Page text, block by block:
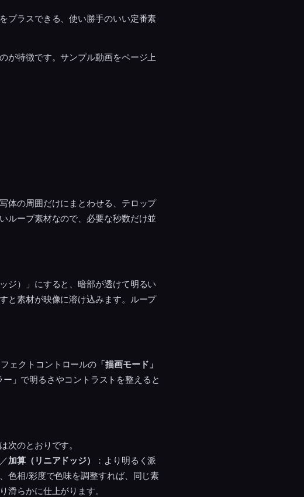
プラスできる、使い勝手のいい定番素
が特徴です。サンプル動画をページ上
体の周囲だけにまとわせる、テロップ
ループ素材なので、必要な秒数だけ並
ジ）」にすると、暗部が透けて明るい
と素材が映像に溶け込みます。ループ
ェクトコントロールの 「描画モード」
」で明るさやコントラストを整えると
次のとおりです。
加算（リニアドッジ）
：より明るく派
色相/彩度で色味を調整すれば、同じ素
らかに仕上がります。